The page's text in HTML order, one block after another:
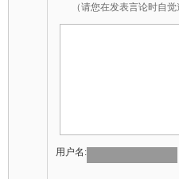
（请您在发表言论时自
用户名: